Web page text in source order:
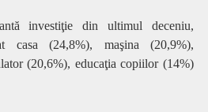
investiţie din ultimul deceniu,
casa (24,8%), maşina (20,9%),
(20,6%), educaţia copiilor (14%)